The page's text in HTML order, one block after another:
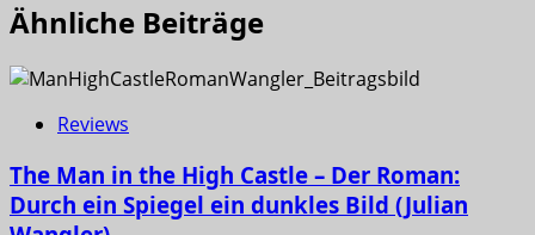
Ähnliche Beiträge
Reviews
The Man in the High Castle – Der Roman:
Durch ein Spiegel ein dunkles Bild (Julian